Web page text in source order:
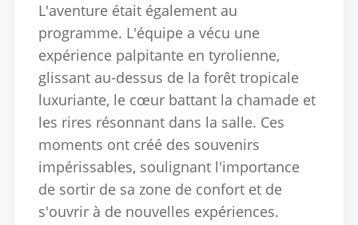
L'aventure était également au
programme. L'équipe a vécu une
expérience palpitante en tyrolienne,
glissant au-dessus de la forêt tropicale
luxuriante, le cœur battant la chamade et
les rires résonnant dans la salle. Ces
moments ont créé des souvenirs
impérissables, soulignant l'importance
de sortir de sa zone de confort et de
s'ouvrir à de nouvelles expériences.